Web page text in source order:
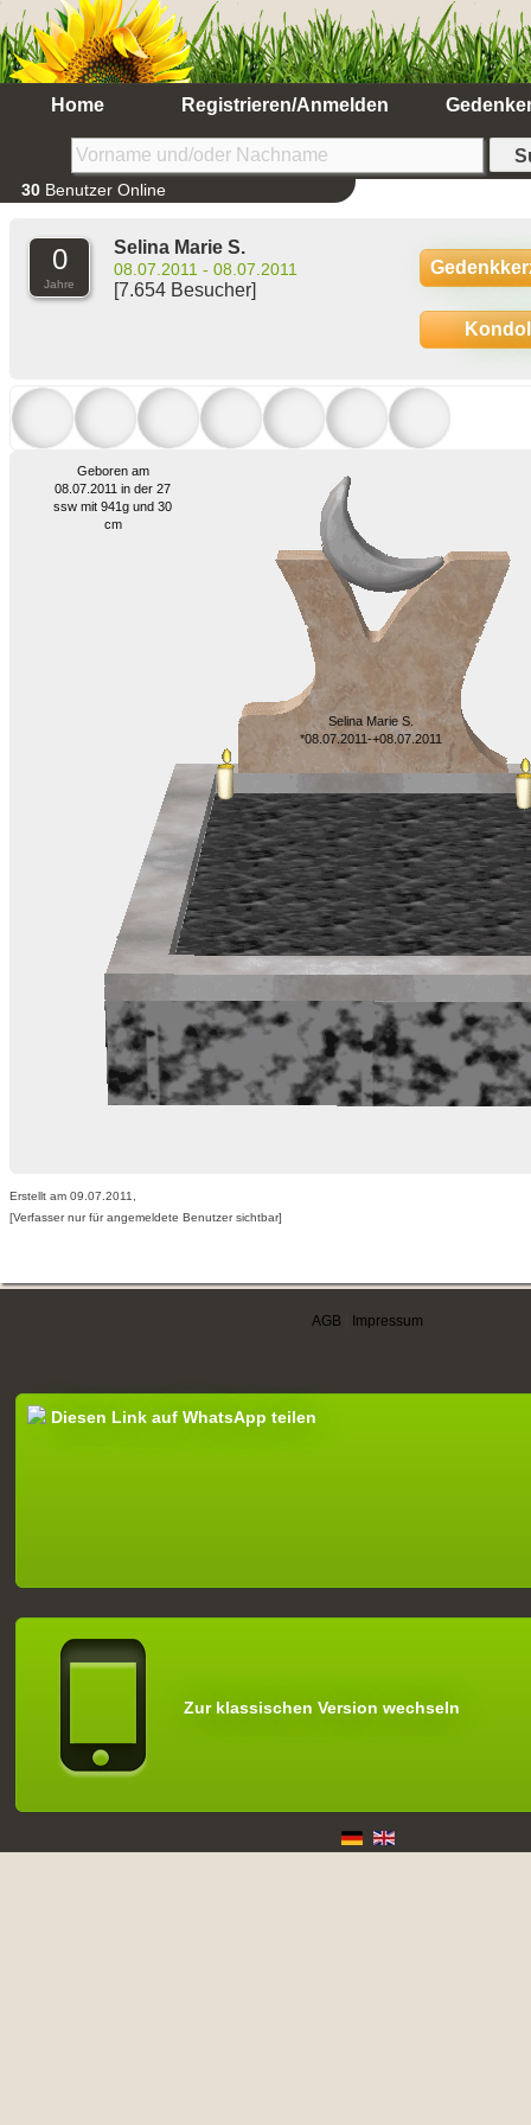
Home Registrieren/Anmelden
30 Benutzer Online
0
Jahre
Selina Marie S.
08.07.2011 - 08.07.2011
[7.654 Besucher]
Selina Marie S.
*08.07.2011-+08.07.2011
Geboren am
08.07.2011 in der 27
ssw mit 941g und 30
cm
Erstellt am 09.07.2011,
[Verfasser nur für angemeldete Benutzer sichtbar]
AGB Impressum
Diesen Link auf WhatsApp teilen
Zur klassischen Version wechseln